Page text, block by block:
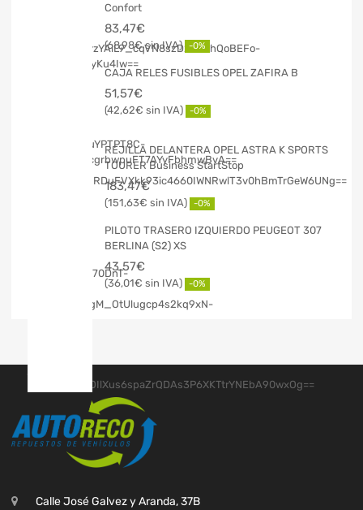
Confort
83,47€
68,98€ -0%
CAJA RELES FUSIBLES OPEL ZAFIRA B
51,57€
42,62€ -0%
REJILLA DELANTERA OPEL ASTRA K SPORTS
TOURER Business StartStop
183,47€
151,63€ -0%
PILOTO TRASERO IZQUIERDO PEUGEOT 307
BERLINA (S2) XS
43,57€
36,01€ -0%
Calle José Galvez y Aranda, 37B